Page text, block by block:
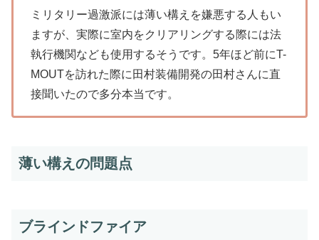
ミリタリー過激派には薄い構えを嫌悪する人もい
ますが、実際に室内をクリアリングする際には法
執行機関なども使用するそうです。5年ほど前にT-
MOUTを訪れた際に田村装備開発の田村さんに直
接聞いたので多分本当です。
薄い構えの問題点
ブラインドファイア